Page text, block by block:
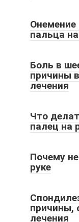
Онемение
пальца
Боль в
причины
лечения
Что
палец на
Почему
руке
причины,
лечения